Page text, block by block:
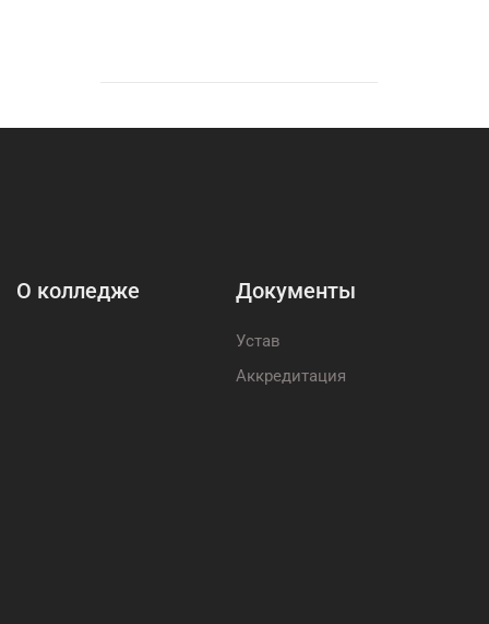
О колледже Документы
Устав
Аккредитация